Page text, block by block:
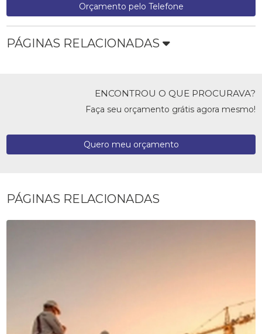
Orçamento pelo Telefone
PÁGINAS RELACIONADAS
ENCONTROU O QUE PROCURAVA?
Faça seu orçamento grátis agora mesmo!
Quero meu orçamento
PÁGINAS RELACIONADAS